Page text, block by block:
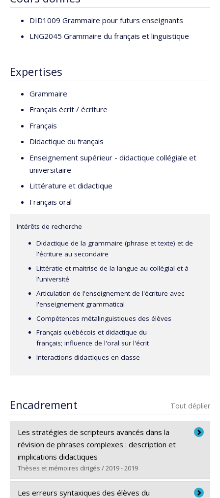
DID1009 Grammaire pour futurs enseignants
LNG2045 Grammaire du français et linguistique
Expertises
Grammaire
Français écrit / écriture
Français
Didactique du français
Enseignement supérieur - didactique collégiale et
universitaire
Littérature et didactique
Français oral
Intérêts de recherche
Didactique de la grammaire (phrase et texte) et de
l'écriture au secondaire
Littératie et maitrise de la langue au collégial et à
l'université
Articulation de l'enseignement de l'écriture avec
l'enseignement grammatical
Compétences métalinguistiques des élèves
Français québécois et didactique du
français; influence de l'oral sur l'écrit
Interactions didactiques en classe
Encadrement Tout déplier
Les stratégies de scripteurs avancés dans la
révision de phrases complexes : description et
implications didactiques
Thèses et mémoires dirigés / 2019 - 2019
Diplômé(e) :Roussel, Katrine
Les erreurs syntaxiques des élèves du